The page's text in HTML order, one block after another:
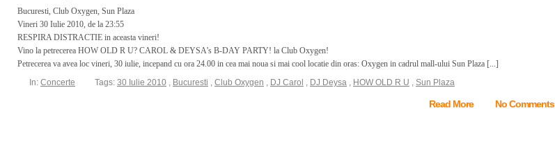
Bucuresti, Club Oxygen, Sun Plaza
Vineri 30 Iulie 2010, de la 23:55
RESPIRA DISTRACTIE in aceasta vineri!
Vino la petrecerea HOW OLD R U? CAROL & DEYSA’s B-DAY PARTY! la Club Oxygen!
Petrecerea va avea loc vineri, 30 iulie, incepand cu ora 24.00 in cea mai noua si mai cool locatie din oras: Oxygen in cadrul mall-ului Sun Plaza [...]
In: Concerte Tags: 30 Iulie 2010 , Bucuresti , Club Oxygen , DJ Carol , DJ Deysa , HOW OLD R U , Sun Plaza
Read More No Comments